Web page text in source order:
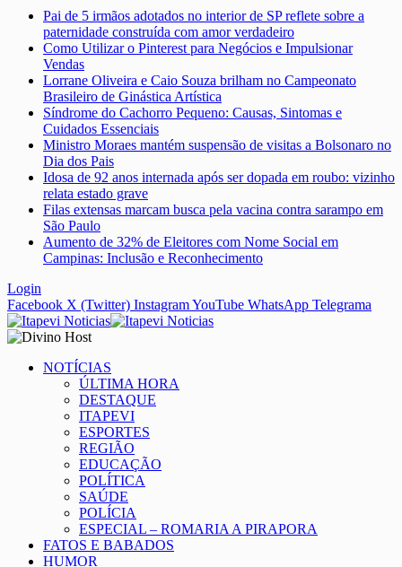
Pai de 5 irmãos adotados no interior de SP reflete sobre a
paternidade construída com amor verdadeiro
Como Utilizar o Pinterest para Negócios e Impulsionar
Vendas
Lorrane Oliveira e Caio Souza brilham no Campeonato
Brasileiro de Ginástica Artística
Síndrome do Cachorro Pequeno: Causas, Sintomas e
Cuidados Essenciais
Ministro Moraes mantém suspensão de visitas a Bolsonaro no
Dia dos Pais
Idosa de 92 anos internada após ser dopada em roubo: vizinho
relata estado grave
Filas extensas marcam busca pela vacina contra sarampo em
São Paulo
Aumento de 32% de Eleitores com Nome Social em
Campinas: Inclusão e Reconhecimento
Login
Facebook X (Twitter) InstagramYouTube WhatsApp Telegrama
NOTÍCIAS
ÚLTIMA HORA
DESTAQUE
ITAPEVI
ESPORTES
REGIÃO
EDUCAÇÃO
POLÍTICA
SAÚDE
POLÍCIA
ESPECIAL – ROMARIA A PIRAPORA
FATOS E BABADOS
HUMOR